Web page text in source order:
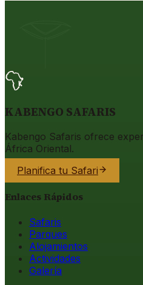
KABENGO SAFARIS
Kabengo Safaris ofrece
África Oriental.
Planifica tu Safari
Enlaces Rápidos
Safaris
Parques
Alojamientos
Actividades
Galería